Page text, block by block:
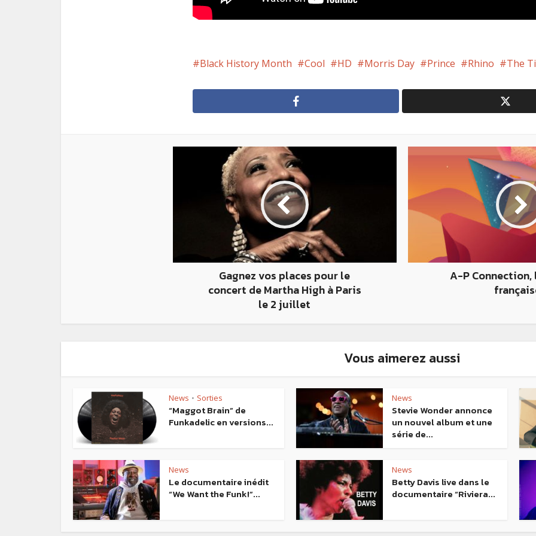
Black History Month Cool HD Morris Day Prince Rhino The
Gagnez vos places pour le
concert de Martha High à Paris
le 2 juillet
A-P Connection,
Vous aimerez aussi
News • Sorties
“Maggot Brain” de
Funkadelic en versions...
News
Stevie Wonder annonce
un nouvel album et une
série de...
News
Le documentaire inédit
“We Want the Funk!”...
News
Betty Davis live dans le
documentaire “Riviera...